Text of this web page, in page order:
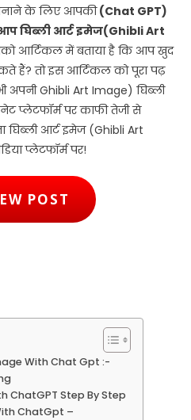
का
के लिए आपकी(Chat GPT)
घिब्ली आर्ट इमेज(Ghibli Art
आर्टिकल में बताया है कि आप खुद
हैं? तो इस आर्टिकल को पूरा पढ़
Ghibli Art Image) घिब्ली
प्लेटफॉर्म पर काफी तेजी से
घिब्ली आर्ट इमेज (Ghibli Art
प्लेटफॉर्म पर!
POST
With Chat Gpt :-
ChatGPT Step By Step
ChatGpt –